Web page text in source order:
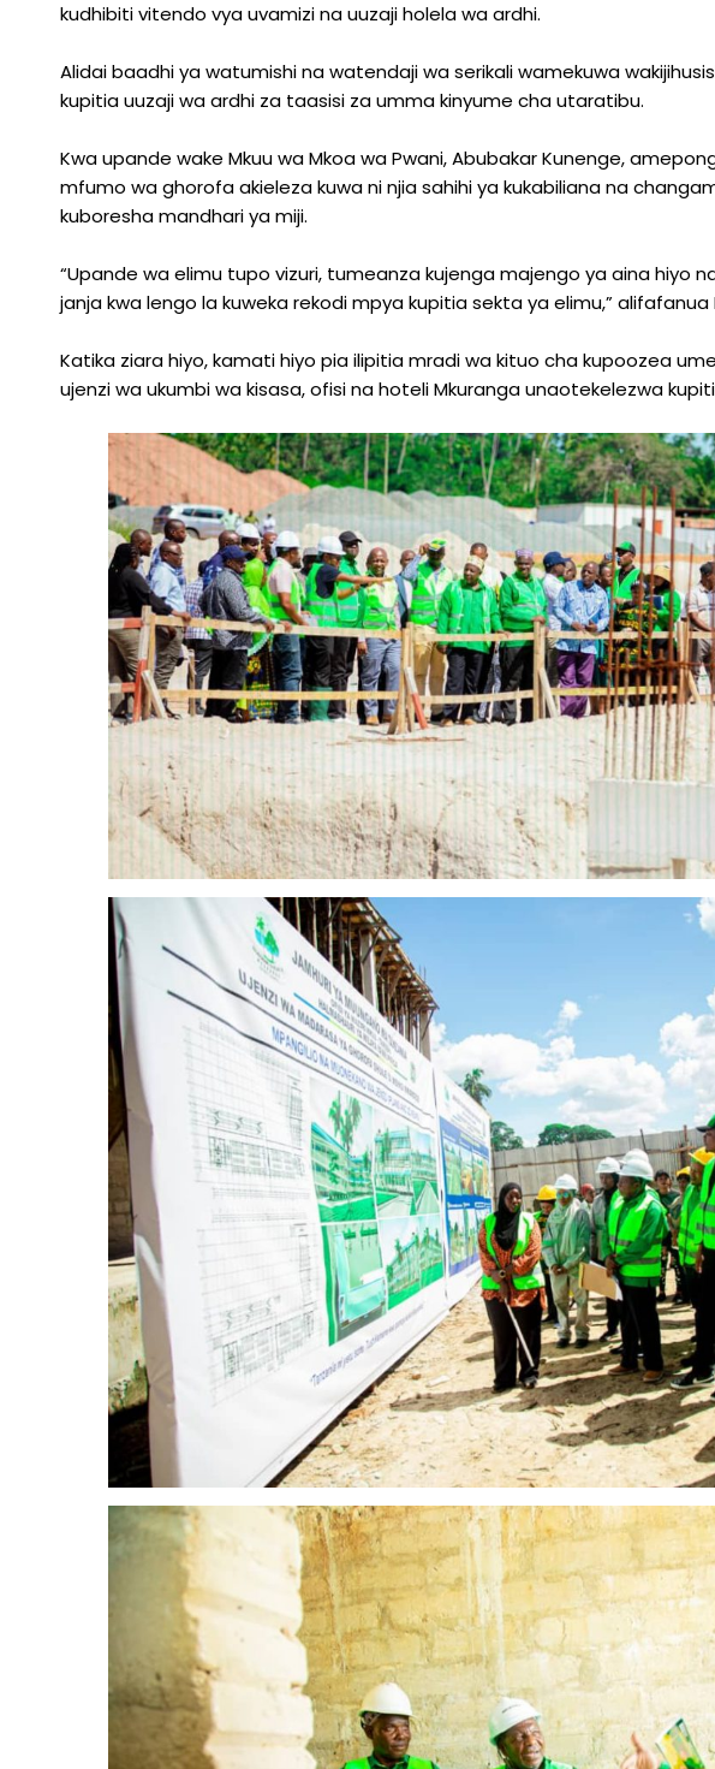
kudhibiti vitendo vya uvamizi na uuzaji holela wa ardhi.
Alidai baadhi ya watumishi na watendaji wa serikali wamekuwa
kupitia uuzaji wa ardhi za taasisi za umma kinyume cha utaratibu.
Kwa upande wake Mkuu wa Mkoa wa Pwani, Abubakar Kunenge,
mfumo wa ghorofa akieleza kuwa ni njia sahihi ya kukabiliana na
kuboresha mandhari ya miji.
“Upande wa elimu tupo vizuri, tumeanza kujenga majengo ya aina hiyo
janja kwa lengo la kuweka rekodi mpya kupitia sekta ya elimu,” alifafanua
Katika ziara hiyo, kamati hiyo pia ilipitia mradi wa kituo cha kupoozea
ujenzi wa ukumbi wa kisasa, ofisi na hoteli Mkuranga unaotekelezwa